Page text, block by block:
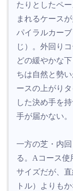
たりとしたペ
まれるケース
パイラルカー
じ）。外回り
どの緩やかな
ちは自然と勢
ースの上がり
した決め手を
手が届かない。
一方の芝・内
る。Aコース使
サイズだが、
トル）よりも